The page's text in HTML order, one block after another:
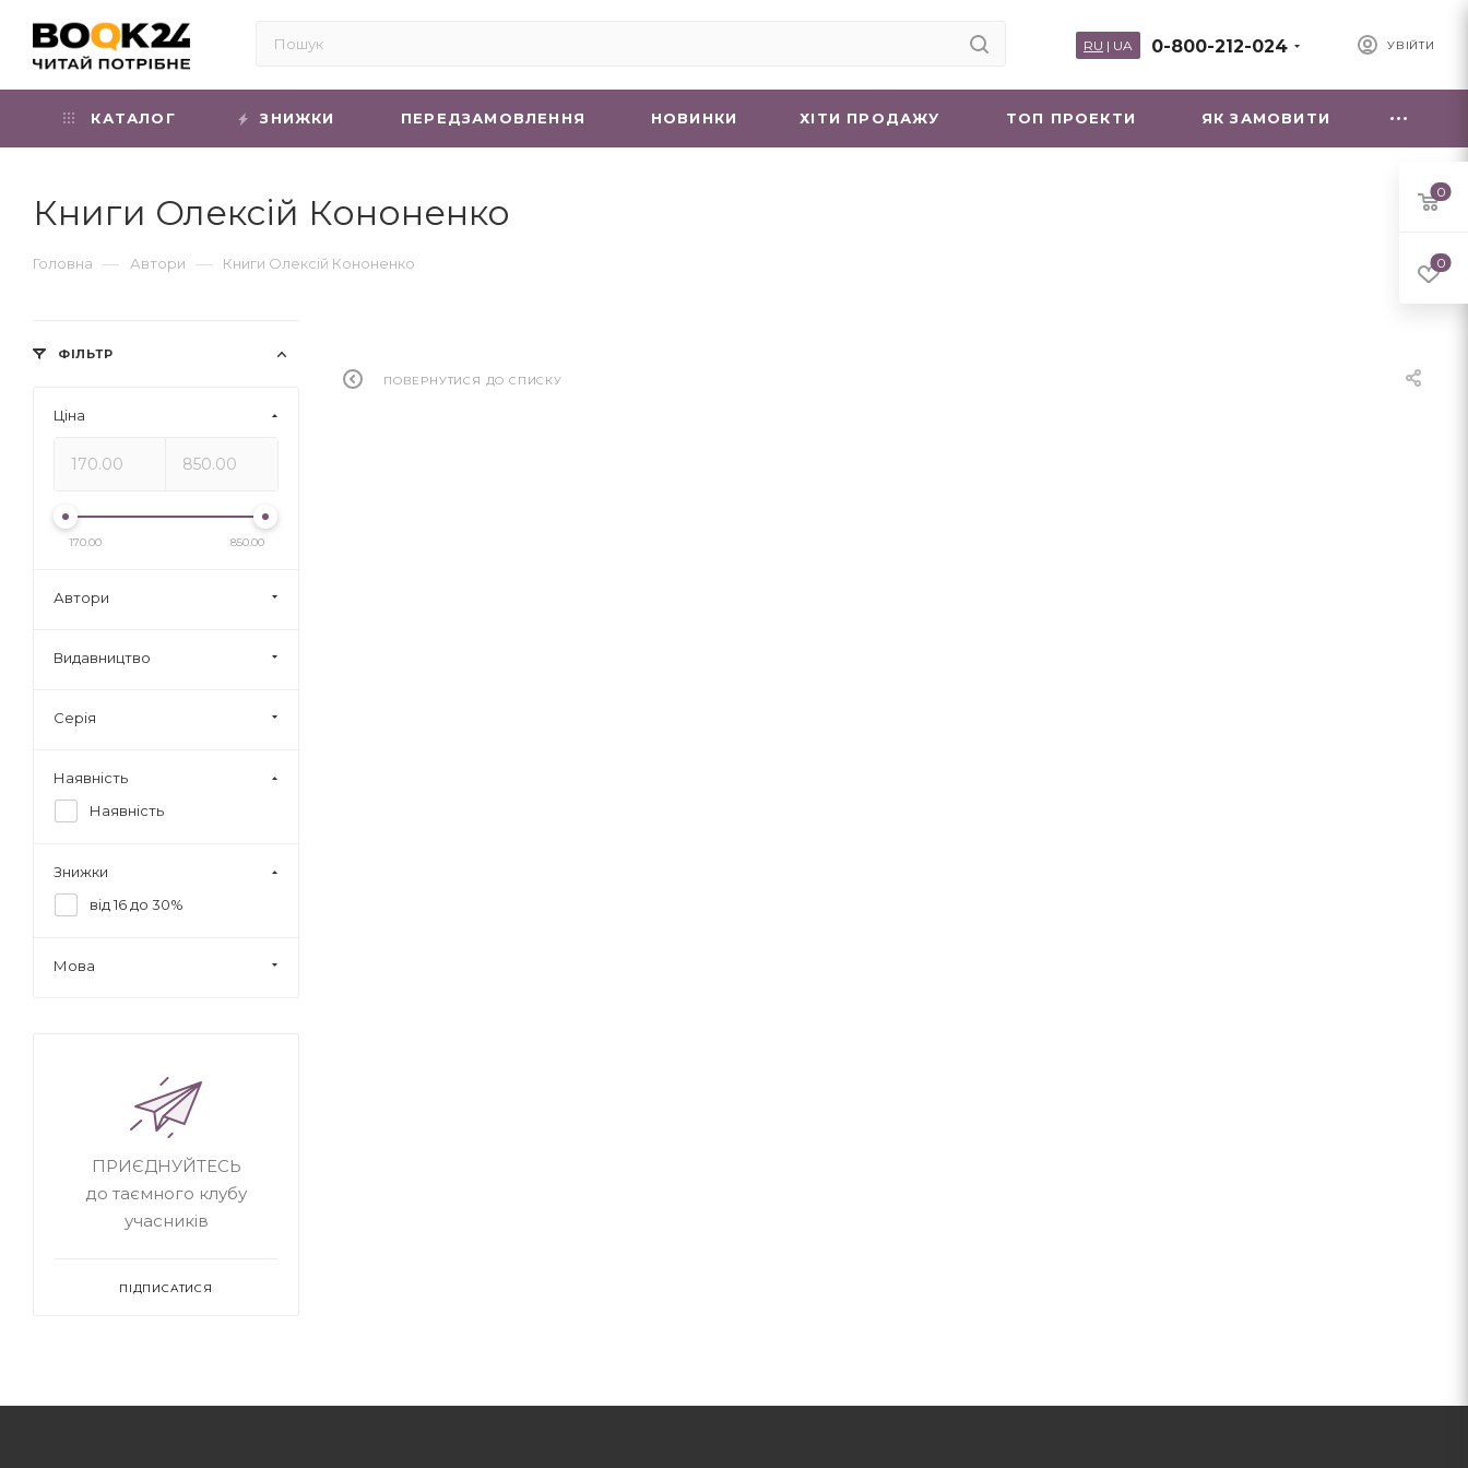
УВІЙТИ
0-800-212-024
RU | UA
КАТАЛОГ ЗНИЖКИ ПЕРЕДЗАМОВЛЕННЯ НОВИНКИ ХIТИ ПРОДАЖУ ТОП ПРОЕКТИ ЯК ЗАМОВИТИ
Книги Олексій Кононенко
Головна — Автори — Книги Олексій Кононенко
ПОВЕРНУТИСЯ ДО СПИСКУ
ФІЛЬТР
Ціна
170.00 850.00
Автори
Видавництво
Серія
Наявність
Наявність
Знижки
від 16 до 30%
Мова
ПРИЄДНУЙТЕСЬ
до таємного клубу
учасників
ПІДПИСАТИСЯ
0
0